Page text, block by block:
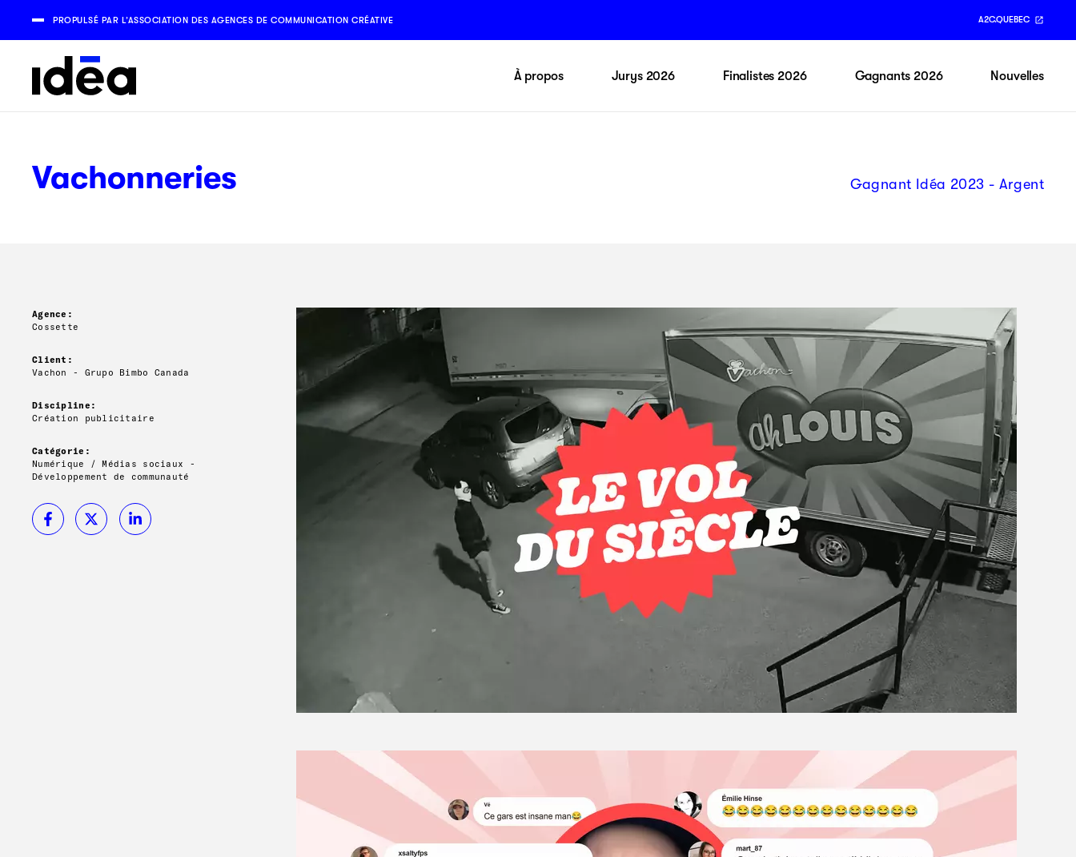
PROPULSÉ PAR L’ASSOCIATION DES AGENCES DE COMMUNICATION CRÉATIVE A2C.QUEBEC
À propos Jurys 2026 Finalistes 2026 Gagnants 2026 Nouvelles
Vachonneries Gagnant Idéa 2023 - Argent
Agence:
Cossette
Client:
Vachon - Grupo Bimbo Canada
Discipline:
Création publicitaire
Catégorie:
Numérique / Médias sociaux -
Développement de communauté